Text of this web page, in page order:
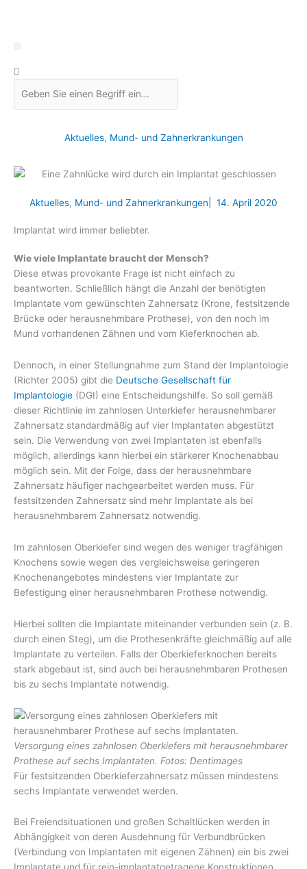
Suche
Aktuelles, Mund- und Zahnerkrankungen
Aktuelles, Mund- und Zahnerkrankungen 14. April 2020
Implantat wird immer beliebter.
Wie viele Implantate braucht der Mensch?
Diese etwas provokante Frage ist nicht einfach zu
beantworten. Schließlich hängt die Anzahl der benötigten
Implantate vom gewünschten Zahnersatz (Krone, festsitzende
Brücke oder herausnehmbare Prothese), von den noch im
Mund vorhandenen Zähnen und vom Kieferknochen ab.
Dennoch, in einer Stellungnahme zum Stand der Implantologie
(Richter 2005) gibt die Deutsche Gesellschaft für
Implantologie (DGI) eine Entscheidungshilfe. So soll gemäß
dieser Richtlinie im zahnlosen Unterkiefer herausnehmbarer
Zahnersatz standardmäßig auf vier Implantaten abgestützt
sein. Die Verwendung von zwei Implantaten ist ebenfalls
möglich, allerdings kann hierbei ein stärkerer Knochenabbau
möglich sein. Mit der Folge, dass der herausnehmbare
Zahnersatz häufiger nachgearbeitet werden muss. Für
festsitzenden Zahnersatz sind mehr Implantate als bei
herausnehmbarem Zahnersatz notwendig.
Im zahnlosen Oberkiefer sind wegen des weniger tragfähigen
Knochens sowie wegen des vergleichsweise geringeren
Knochenangebotes mindestens vier Implantate zur
Befestigung einer herausnehmbaren Prothese notwendig.
Hierbei sollten die Implantate miteinander verbunden sein (z. B.
durch einen Steg), um die Prothesenkräfte gleichmäßig auf alle
Implantate zu verteilen. Falls der Oberkieferknochen bereits
stark abgebaut ist, sind auch bei herausnehmbaren Prothesen
bis zu sechs Implantate notwendig.
Versorgung eines zahnlosen Oberkiefers mit herausnehmbarer
Prothese auf sechs Implantaten. Fotos: Dentimages
Für festsitzenden Oberkieferzahnersatz müssen mindestens
sechs Implantate verwendet werden.
Bei Freiendsituationen und großen Schaltlücken werden in
Abhängigkeit von deren Ausdehnung für Verbundbrücken
(Verbindung von Implantaten mit eigenen Zähnen) ein bis zwei
Seite
,Seite
,Seite
,Seite